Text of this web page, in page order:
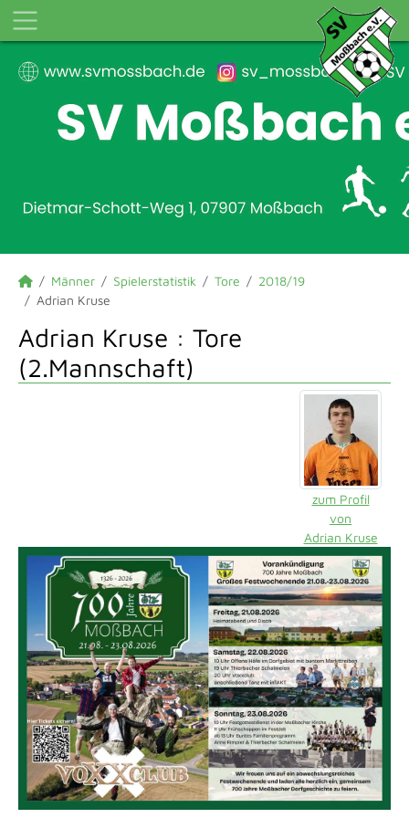
Männer Spielerstatistik Tore
2018/19
Adrian Kruse
Adrian Kruse : Tore
(2.Mannschaft)
zum Profil
von
Adrian Kruse